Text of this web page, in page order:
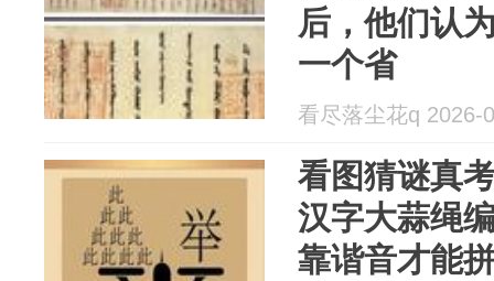
后，他们认
一个省
看尽落尘花q 2026-
看图猜谜真
汉字大蒜绳
靠谐音才能